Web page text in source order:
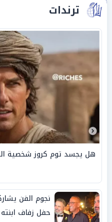
ترندات
هل يجسد توم كروز شخصية
نجوم الفن
حفل زفاف ابنته